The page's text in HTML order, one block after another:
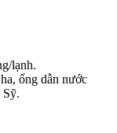
lạnh.
ống dẫn nước
Sỹ.